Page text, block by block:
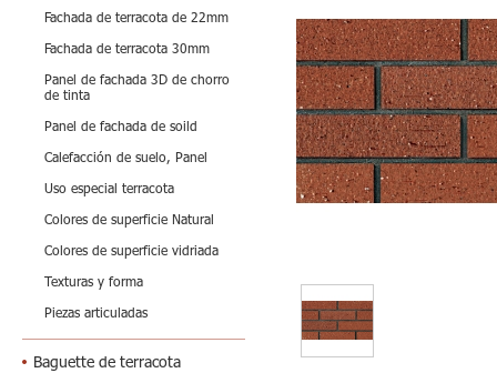
Fachada de terracota de 22mm
Fachada de terracota 30mm
Panel de fachada 3D de chorro
de tinta
Panel de fachada de soild
Calefacción de suelo, Panel
Uso especial terracota
Colores de superficie Natural
Colores de superficie vidriada
Texturas y forma
Piezas articuladas
Baguette de terracota